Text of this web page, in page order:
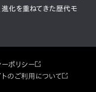
化を重ねてきた歴代モ
ーポリシー
トのご利用について